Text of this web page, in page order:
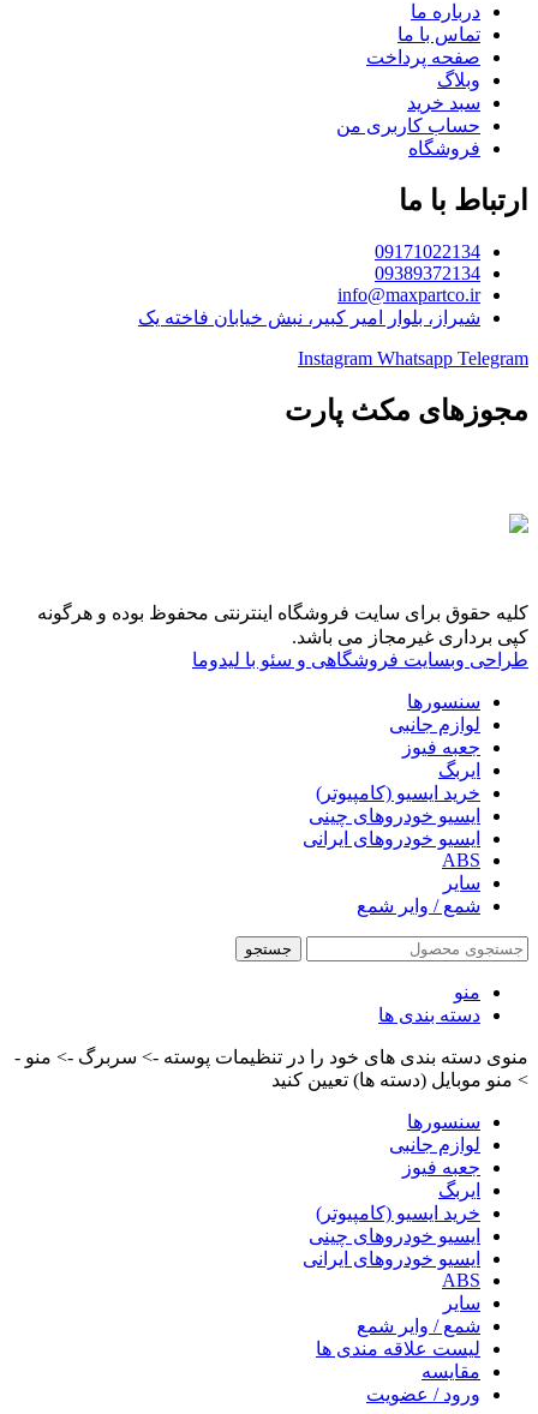
درباره ما
تماس با ما
صفحه پرداخت
وبلاگ
سبد خرید
حساب کاربری من
فروشگاه
ارتباط با ما
09171022134
09389372134
info@maxpartco.ir
شیراز، بلوار امیر کبیر، نبش خیابان فاخته یک
Instagram Whatsapp Telegram
مجوزهای مکث پارت
کلیه حقوق برای سایت فروشگاه اینترنتی محفوظ بوده و هرگونه
کپی برداری غیرمجاز می باشد.
طراحی وبسایت فروشگاهی و سئو با لیدوما
سنسورها
لوازم جانبی
جعبه فیوز
ایربگ
خرید ایسیو (کامپیوتر)
ایسیو خودروهای چینی
ایسیو خودروهای ایرانی
ABS
سایر
شمع / وایر شمع
جستجو
منو
دسته بندی ها
منوی دسته بندی های خود را در تنظیمات پوسته -> سربرگ -> منو -
> منو موبایل (دسته ها) تعیین کنید
سنسورها
لوازم جانبی
جعبه فیوز
ایربگ
خرید ایسیو (کامپیوتر)
ایسیو خودروهای چینی
ایسیو خودروهای ایرانی
ABS
سایر
شمع / وایر شمع
لیست علاقه مندی ها
مقایسه
ورود / عضویت